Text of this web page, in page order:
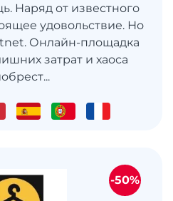
Наряд от известного
удовольствие. Но
Онлайн-площадка
затрат и хаоса
-50%